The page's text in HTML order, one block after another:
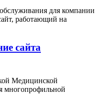
для компании
работающий на
сайта
Медицинской
многопрофильной